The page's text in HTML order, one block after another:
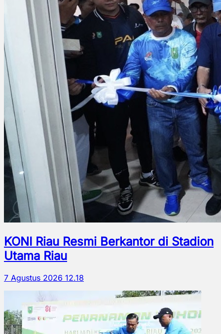
KONI Riau Resmi Berkantor di Stadion
Utama Riau
7 Agustus 2026 12.18